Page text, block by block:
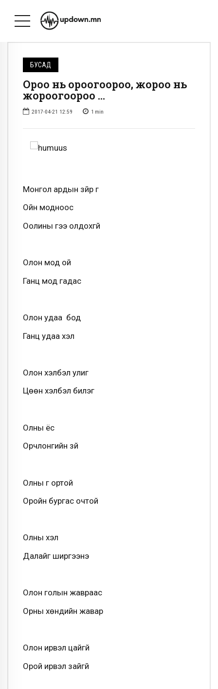
БУСАД
Ороо нь ороогоороо, жороо нь
жороогоороо …
2017-04-21 12:59 1 min
Монгол ардын зүйр үг
Ойн модноос
Оолины гээ олдохгүй
Олон мод ой
Ганц мод гадас
Олон удаа бод
Ганц удаа хэл
Олон хэлбэл улиг
Цөөн хэлбэл билэг
Олны ёс
Орчлонгийн зүй
Олны үг ортой
Оройн бургас очтой
Олны хэл
Далайг ширгээнэ
Олон голын жавраас
Орны хөндийн жавар
Олон ирвэл цайгүй
Орой ирвэл зайгүй